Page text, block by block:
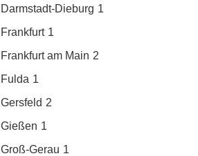
Darmstadt-Dieburg 1
Frankfurt 1
Frankfurt am Main 2
Fulda 1
Gersfeld 2
Gießen 1
Groß-Gerau 1